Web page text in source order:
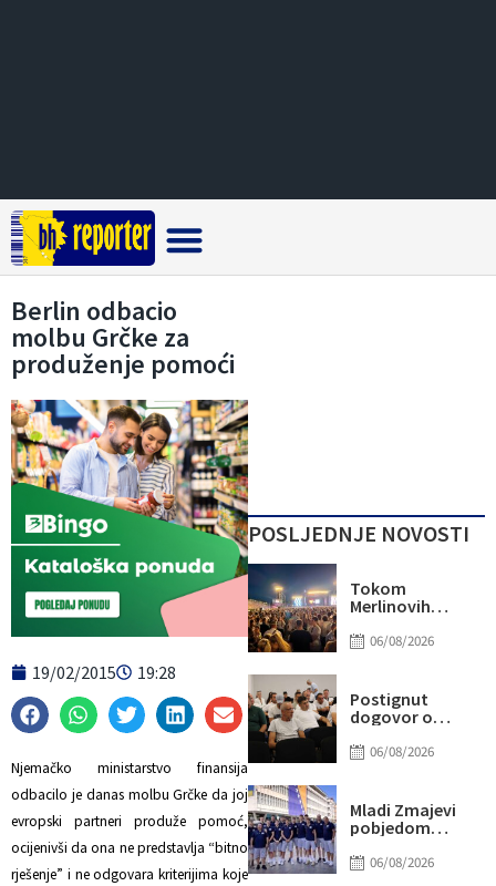
Berlin odbacio
molbu Grčke za
produženje pomoći
19/02/2015 19:28
Njemačko ministarstvo finansija
odbacilo je danas molbu Grčke da joj
evropski partneri produže pomoć,
ocijenivši da ona ne predstavlja “bitno
rješenje” i ne odgovara kriterijima koje
POSLJEDNJE NOVOSTI
Tokom
Merlinovih
gotovo 156
06/08/2026
Postignut
dogovor o
koracima za
otpuštenih
radnika
Komunalnog
06/08/2026
Mladi Zmajevi
pobjedom
poruku na
06/08/2026